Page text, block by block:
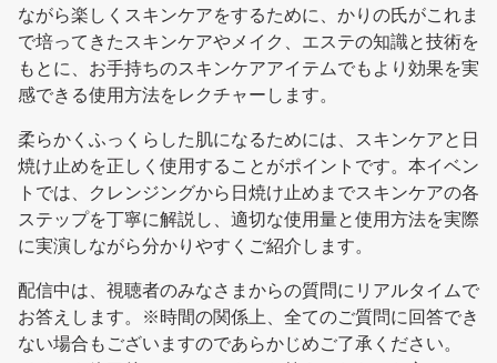
ながら楽しくスキンケアをするために、かりの氏がこれま
で培ってきたスキンケアやメイク、エステの知識と技術を
もとに、お手持ちのスキンケアアイテムでもより効果を実
感できる使用方法をレクチャーします。
柔らかくふっくらした肌になるためには、スキンケアと日
焼け止めを正しく使用することがポイントです。本イベン
トでは、クレンジングから日焼け止めまでスキンケアの各
ステップを丁寧に解説し、適切な使用量と使用方法を実際
に実演しながら分かりやすくご紹介します。
配信中は、視聴者のみなさまからの質問にリアルタイムで
お答えします。※時間の関係上、全てのご質問に回答でき
ない場合もございますのであらかじめご了承ください。